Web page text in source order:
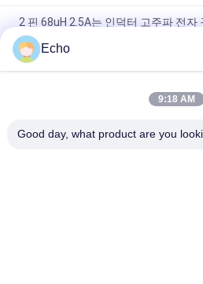
2 핀 68uH 2.5A는 인덕터 고주파 전자
를 강화합니다
200uH 토로이달 초크 인덕터 철 분말
Toroidal Smd 코일 인덕터 200uH 페
Echo
9:18 AM
Good day, what product are you